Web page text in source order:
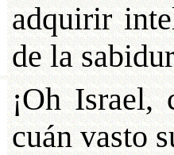
adquirir
de la
¡Oh Israel,
cuán vasto